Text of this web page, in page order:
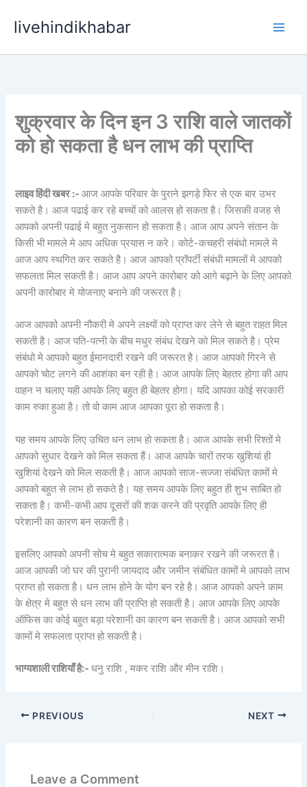
livehindikhabar
शुक्रवार के दिन इन 3 राशि वाले जातकों
को हो सकता है धन लाभ की प्राप्ति
लाइव हिंदी खबर :-आज आपके परिवार के पुराने झगड़े फिर से एक बार उभर
सकते है। आज पढाई कर रहे बच्चों को आलस हो सकता है। जिसकी वजह से
आपको अपनी पढाई मे बहुत नुकसान हो सकता है। आज आप अपने संतान के
किसी भी मामले मे आप अधिक प्रयास न करे। कोर्ट-कचहरी संबंधो मामले मे
आज आप स्थगित कर सकते है। आज आपको प्रॉपर्टी संबंधी मामलों मे आपको
सफलता मिल सकती है। आज आप अपने कारोबार को आगे बढ़ाने के लिए आपको
अपनी कारोबार मे योजनाए बनाने की जरूरत है।
आज आपको अपनी नौकरी मे अपने लक्ष्यों को प्राप्त कर लेने से बहुत राहत मिल
सकती है। आज पति-पत्नी के बीच मधुर संबंध देखने को मिल सकते है। प्रेम
संबंधो मे आपको बहुत ईमानदारी रखने की जरूरत है। आज आपको गिरने से
आपको चोट लगने की आशंका बन रही है। आज आपके लिए बेहतर होगा की आप
वाहन न चलाए यही आपके लिए बहुत ही बेहतर होगा। यदि आपका कोई सरकारी
काम रुका हुआ है। तो वो काम आज आपका पूरा हो सकता है।
यह समय आपके लिए उचित धन लाभ हो सकता है। आज आपके सभी रिश्तों मे
आपको सुधार देखने को मिल सकता हैं। आज आपके चारों तरफ खुशियां ही
खुशियां देखने को मिल सकती है। आज आपको साज-सज्जा संबंधित कामों मे
आपको बहुत से लाभ हो सकते है। यह समय आपके लिए बहुत ही शुभ साबित हो
सकता है। कभी-कभी आप दूसरों की शक करने की प्रवृति आपके लिए ही
परेशानी का कारण बन सकती है।
इसलिए आपको अपनी सोच मे बहुत सकारात्मक बनाकर रखने की जरूरत है।
आज आपकी जो घर की पुरानी जायदाद और जमीन संबंधित कामों मे आपको लाभ
प्राप्त हो सकता है। धन लाभ होने के योग बन रहे है। आज आपको अपने काम
के क्षेत्र मे बहुत से धन लाभ की प्राप्ति हो सकती है। आज आपके लिए आपके
ऑफिस का कोई बहुत बड़ा परेशानी का कारण बन सकती है। आज आपको सभी
कामों मे सफलता प्राप्त हो सकती है।
भाग्यशाली राशियाँ है:-धनु राशि , मकर राशि और मीन राशि।
PREVIOUS NEXT
Leave a Comment